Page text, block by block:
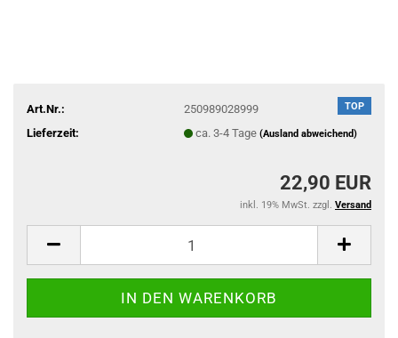
TOP
Art.Nr.:
250989028999
Lieferzeit:
ca. 3-4 Tage (Ausland abweichend)
22,90 EUR
inkl. 19% MwSt. zzgl. Versand